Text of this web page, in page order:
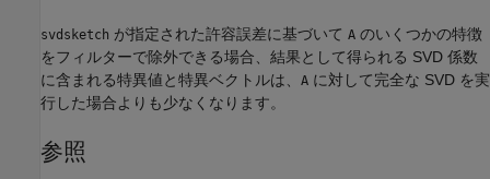
svdsketch が指定された許容誤差に基づいて A のいくつかの特徴
をフィルターで除外できる場合、結果として得られる SVD 係数
に含まれる特異値と特異ベクトルは、 A に対して完全な SVD を実
行した場合よりも少なくなります。
参照